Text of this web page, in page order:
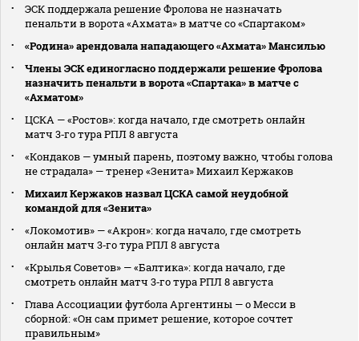
ЭСК поддержала решение Фролова не назначать
пенальти в ворота «Ахмата» в матче со «Спартаком»
«Родина» арендовала нападающего «Ахмата» Мансилью
Члены ЭСК единогласно поддержали решение Фролова
назначить пенальти в ворота «Спартака» в матче с
«Ахматом»
ЦСКА — «Ростов»: когда начало, где смотреть онлайн
матч 3‑го тура РПЛ 8 августа
«Кондаков — умный парень, поэтому важно, чтобы голова
не страдала» — тренер «Зенита» Михаил Кержаков
Михаил Кержаков назвал ЦСКА самой неудобной
командой для «Зенита»
«Локомотив» — «Акрон»: когда начало, где смотреть
онлайн матч 3‑го тура РПЛ 8 августа
«Крылья Советов» — «Балтика»: когда начало, где
смотреть онлайн матч 3‑го тура РПЛ 8 августа
Глава Ассоциации футбола Аргентины — о Месси в
сборной: «Он сам примет решение, которое сочтет
правильным»